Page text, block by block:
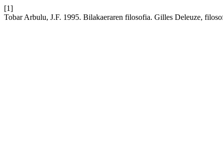
[1]
Tobar Arbulu, J.F. 1995. Bilakaeraren filosofia. Gilles Deleuze,